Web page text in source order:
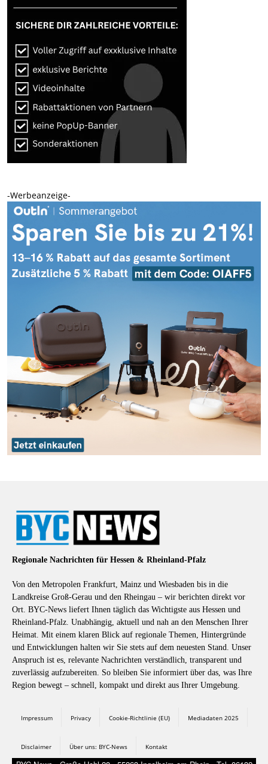
-Werbeanzeige-
Regionale Nachrichten für Hessen & Rheinland-Pfalz
Von den Metropolen Frankfurt, Mainz und Wiesbaden bis in die
Landkreise Groß-Gerau und den Rheingau – wir berichten direkt vor
Ort. BYC-News liefert Ihnen täglich das Wichtigste aus Hessen und
Rheinland-Pfalz. Unabhängig, aktuell und nah an den Menschen Ihrer
Heimat. Mit einem klaren Blick auf regionale Themen, Hintergründe
und Entwicklungen halten wir Sie stets auf dem neuesten Stand. Unser
Anspruch ist es, relevante Nachrichten verständlich, transparent und
zuverlässig aufzubereiten. So bleiben Sie informiert über das, was Ihre
Region bewegt – schnell, kompakt und direkt aus Ihrer Umgebung.
Impressum Privacy Cookie-Richtlinie (EU) Mediadaten 2025
Disclaimer Über uns: BYC-News Kontakt